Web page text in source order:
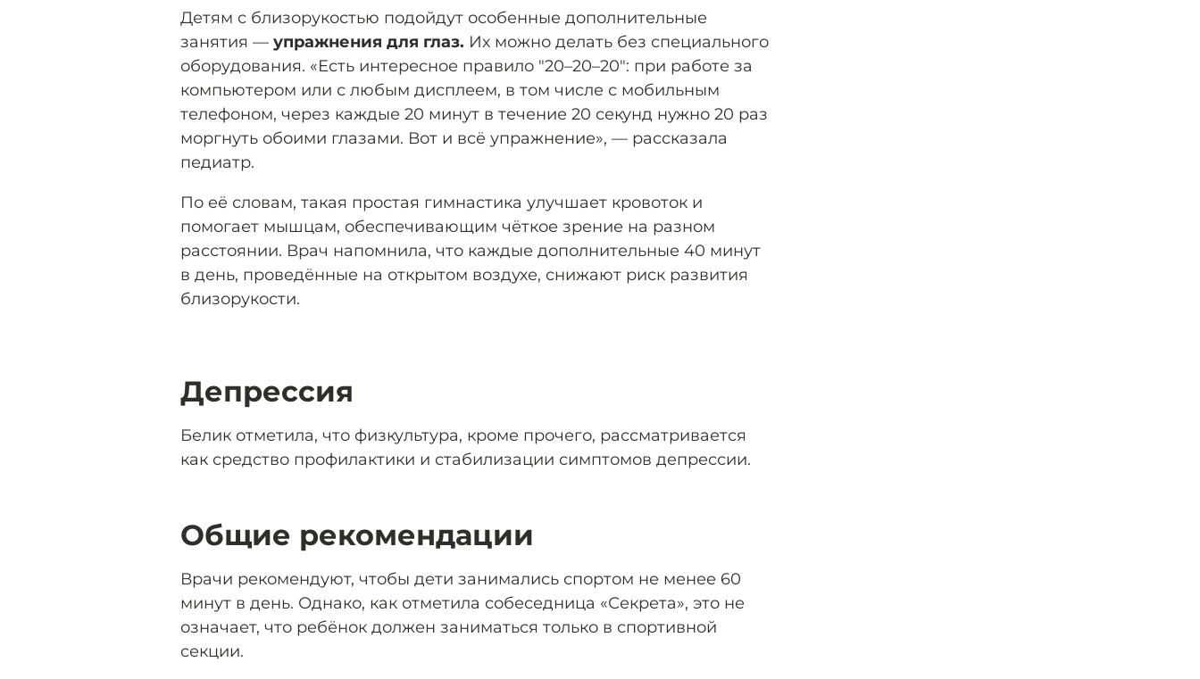
Детям с близорукостью подойдут особенные дополнительные
занятия — упражнения для глаз. Их можно делать без специального
оборудования. «Есть интересное правило "20–20–20": при работе за
компьютером или с любым дисплеем, в том числе с мобильным
телефоном, через каждые 20 минут в течение 20 секунд нужно 20 раз
моргнуть обоими глазами. Вот и всё упражнение», — рассказала
педиатр.
По её словам, такая простая гимнастика улучшает кровоток и
помогает мышцам, обеспечивающим чёткое зрение на разном
расстоянии. Врач напомнила, что каждые дополнительные 40 минут
в день, проведённые на открытом воздухе, снижают риск развития
близорукости.
Депрессия
Белик отметила, что физкультура, кроме прочего, рассматривается
как средство профилактики и стабилизации симптомов депрессии.
Общие рекомендации
Врачи рекомендуют, чтобы дети занимались спортом не менее 60
минут в день. Однако, как отметила собеседница «Секрета», это не
означает, что ребёнок должен заниматься только в спортивной
секции.